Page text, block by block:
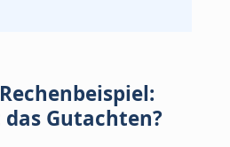
Gutachten?